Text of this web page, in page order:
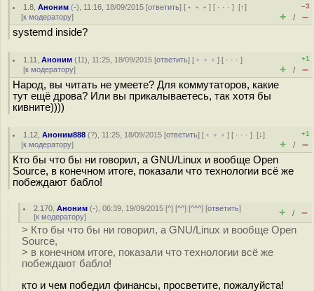
1.8 ,Аноним (-), 11:16, 18/09/2015 [ответить] [ ﹢﹢﹢] [ · · ·][↑]
[к модератору]
–3
+ / –
systemd inside?
1.11 ,Аноним (11), 11:25, 18/09/2015 [ответить] [ ﹢﹢﹢] [ · · ·]
[к модератору]
+1
+ / –
Народ, вы читать не умеете? Для коммутаторов, какие
тут ещё дрова? Или вы прикалываетесь, так хотя бы
кивните))))
1.12 ,Аноним888 (?), 11:25, 18/09/2015 [ответить] [ ﹢﹢﹢] [ · · ·][↓]
[к модератору]
+1
+ / –
Кто бы что бы ни говорил, а GNU/Linux и вообще Open
Source, в конечном итоге, показали что технологии всё же
побеждают бабло!
2.170 ,Аноним (-), 06:39, 19/09/2015 [^] [^^] [^^^] [ответить]
[к модератору] + / –
> Кто бы что бы ни говорил, а GNU/Linux и вообще Open
Source,
> в конечном итоге, показали что технологии всё же
побеждают бабло!
кто и чем победил финансы, просветите, пожалуйста!